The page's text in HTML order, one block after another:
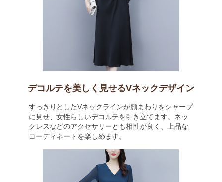
デコルテを美しく見せるVネックデザイン
すっきりとしたVネックラインが顔まわりをシャープ
に見せ、女性らしいデコルテを引き立てます。ネッ
クレスなどのアクセサリーとも相性が良く、上品な
コーディネートを楽しめます。